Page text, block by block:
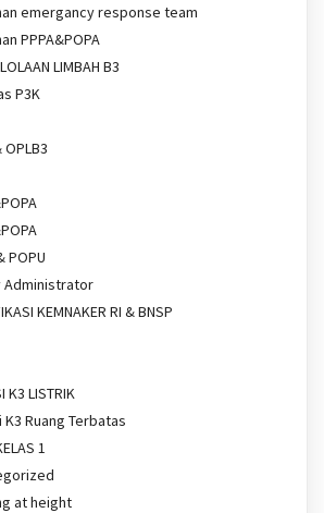
emergancy response team
PPPA&POPA
LIMBAH B3
P3K
OPLB3
POPU
Administrator
KEMNAKER RI & BNSP
K3 LISTRIK
K3 Ruang Terbatas
1
at height